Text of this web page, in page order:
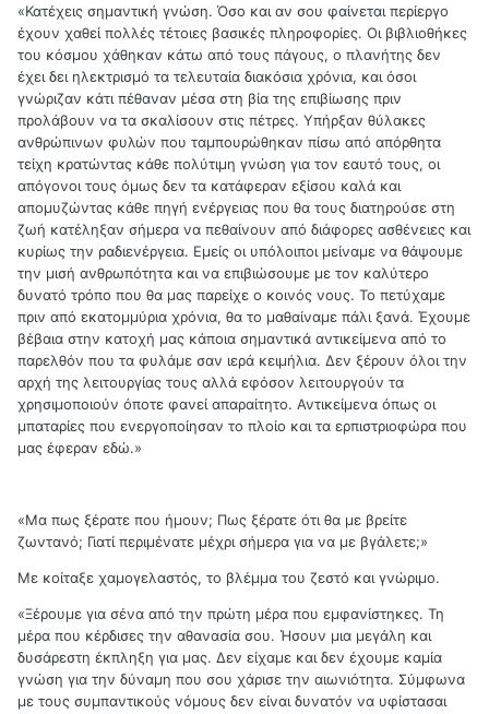
«Κατέχεις σημαντική γνώση. Όσο και αν σου φαίνεται περίεργο
έχουν χαθεί πολλές τέτοιες βασικές πληροφορίες. Οι βιβλιοθήκες
του κόσμου χάθηκαν κάτω από τους πάγους, ο πλανήτης δεν
έχει δει ηλεκτρισμό τα τελευταία διακόσια χρόνια, και όσοι
γνώριζαν κάτι πέθαναν μέσα στη βία της επιβίωσης πριν
προλάβουν να τα σκαλίσουν στις πέτρες. Υπήρξαν θύλακες
ανθρώπινων φυλών που ταμπουρώθηκαν πίσω από απόρθητα
τείχη κρατώντας κάθε πολύτιμη γνώση για τον εαυτό τους, οι
απόγονοι τους όμως δεν τα κατάφεραν εξίσου καλά και
απομυζώντας κάθε πηγή ενέργειας που θα τους διατηρούσε στη
ζωή κατέληξαν σήμερα να πεθαίνουν από διάφορες ασθένειες και
κυρίως την ραδιενέργεια. Εμείς οι υπόλοιποι μείναμε να θάψουμε
την μισή ανθρωπότητα και να επιβιώσουμε με τον καλύτερο
δυνατό τρόπο που θα μας παρείχε ο κοινός νους. Το πετύχαμε
πριν από εκατομμύρια χρόνια, θα το μαθαίναμε πάλι ξανά. Έχουμε
βέβαια στην κατοχή μας κάποια σημαντικά αντικείμενα από το
παρελθόν που τα φυλάμε σαν ιερά κειμήλια. Δεν ξέρουν όλοι την
αρχή της λειτουργίας τους αλλά εφόσον λειτουργούν τα
χρησιμοποιούν όποτε φανεί απαραίτητο. Αντικείμενα όπως οι
μπαταρίες που ενεργοποίησαν το πλοίο και τα ερπιστριοφώρα που
μας έφεραν εδώ.»
«Μα πως ξέρατε που ήμουν; Πως ξέρατε ότι θα με βρείτε
ζωντανό; Γιατί περιμένατε μέχρι σήμερα για να με βγάλετε;»
Με κοίταξε χαμογελαστός, το βλέμμα του ζεστό και γνώριμο.
«Ξέρουμε για σένα από την πρώτη μέρα που εμφανίστηκες. Τη
μέρα που κέρδισες την αθανασία σου. Ήσουν μια μεγάλη και
δυσάρεστη έκπληξη για μας. Δεν είχαμε και δεν έχουμε καμία
γνώση για την δύναμη που σου χάρισε την αιωνιότητα. Σύμφωνα
με τους συμπαντικούς νόμους δεν είναι δυνατόν να υφίστασαι